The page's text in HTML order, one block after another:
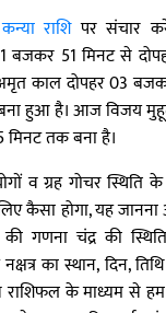
कन्या राशिपर संचार
बजकर 51 मिनट से
काल दोपहर 03
हुआ है। आज विजय
तक बना है।
व ग्रह गोचर
कैसा होगा, यह
की गणना चंद्र की
नक्षत्र का स्थान, दिन,
राशिफल के माध्यम से